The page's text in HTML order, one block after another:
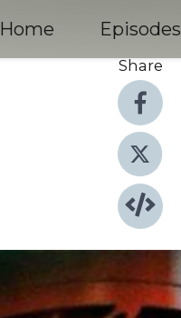
Home Episodes
Share